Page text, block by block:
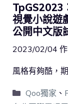
TpGS2023
視覺小說遊
公開中文版
2023/02/04
風格有夠酷，
Qoo獨家 、